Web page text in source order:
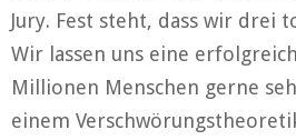
Jury. Fest steht, dass wir drei
Wir lassen uns eine
Millionen Menschen gerne
einem